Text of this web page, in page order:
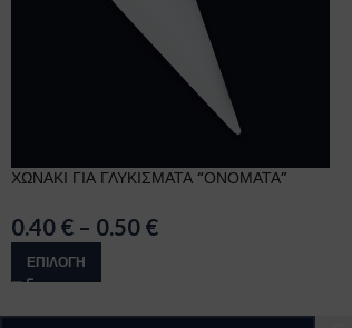
ΧΩΝΑΚΙ ΓΙΑ ΓΛΥΚΙΣΜΑΤΑ “ΟΝΟΜΑΤΑ”
0.40 € – 0.50 €
ΕΠΙΛΟΓΉ